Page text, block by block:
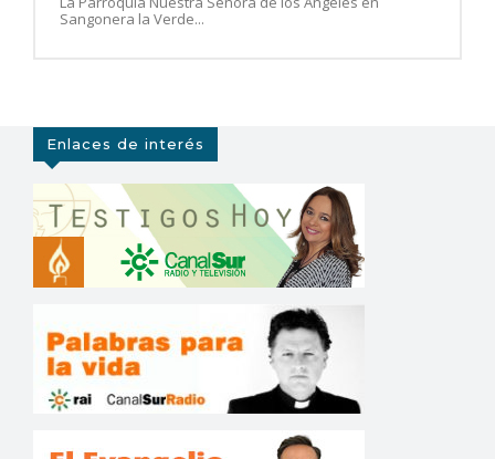
Sangonera la Verde...
Enlaces de interés